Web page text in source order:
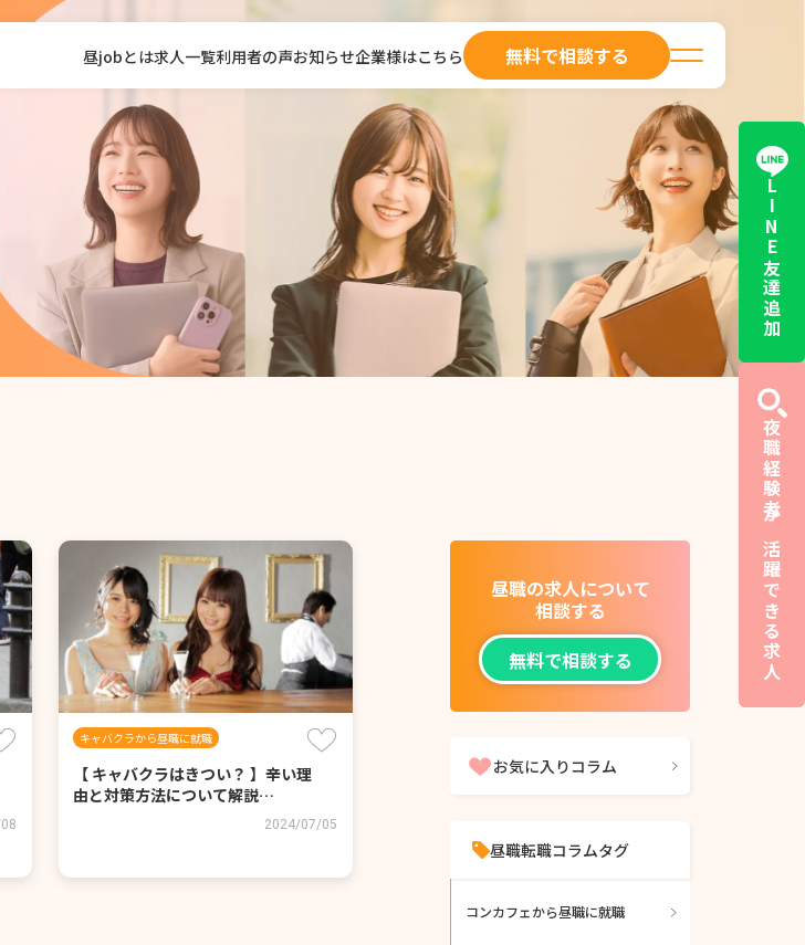
昼jobとは求人一覧利用者の声お知らせ企業様はこちら 無料で相談する
LINE友達追加
夜職経験者が活躍できる求人
キャバクラから昼職に就職
【 キャバクラはきつい？ 】辛い理
由と対策方法について解説…
2024/07/05
昼職の求人について
相談する
無料で相談する
お気に入りコラム
昼職転職コラムタグ
コンカフェから昼職に就職